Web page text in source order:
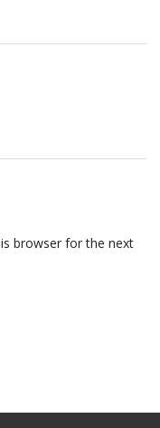
browser for the next